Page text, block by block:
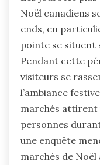
Noël canadiens
ends, en
pointe se situent
Pendant cette
visiteurs se
l’ambiance
marchés attirent
personnes
une enquête
marchés de Noël